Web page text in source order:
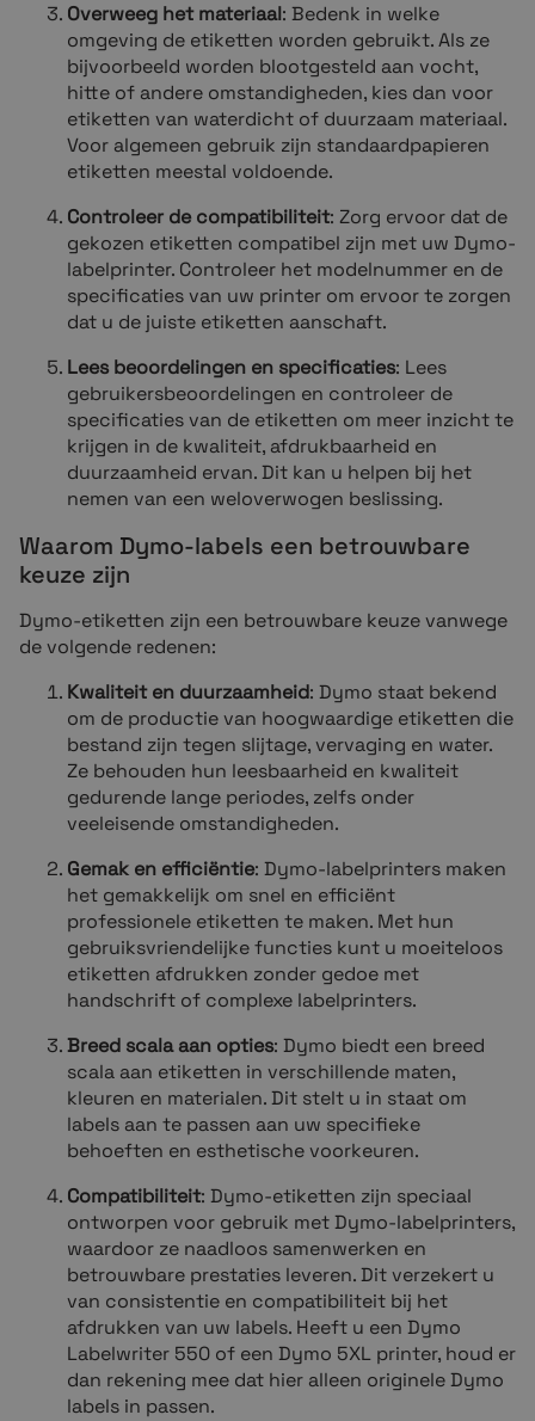
Overweeg het materiaal: Bedenk in welke
omgeving de etiketten worden gebruikt. Als ze
bijvoorbeeld worden blootgesteld aan vocht,
hitte of andere omstandigheden, kies dan voor
etiketten van waterdicht of duurzaam materiaal.
Voor algemeen gebruik zijn standaardpapieren
etiketten meestal voldoende.
Controleer de compatibiliteit: Zorg ervoor dat de
gekozen etiketten compatibel zijn met uw Dymo-
labelprinter. Controleer het modelnummer en de
specificaties van uw printer om ervoor te zorgen
dat u de juiste etiketten aanschaft.
Lees beoordelingen en specificaties: Lees
gebruikersbeoordelingen en controleer de
specificaties van de etiketten om meer inzicht te
krijgen in de kwaliteit, afdrukbaarheid en
duurzaamheid ervan. Dit kan u helpen bij het
nemen van een weloverwogen beslissing.
Waarom Dymo-labels een betrouwbare
keuze zijn
Dymo-etiketten zijn een betrouwbare keuze vanwege
de volgende redenen:
Kwaliteit en duurzaamheid: Dymo staat bekend
om de productie van hoogwaardige etiketten die
bestand zijn tegen slijtage, vervaging en water.
Ze behouden hun leesbaarheid en kwaliteit
gedurende lange periodes, zelfs onder
veeleisende omstandigheden.
Gemak en efficiëntie: Dymo-labelprinters maken
het gemakkelijk om snel en efficiënt
professionele etiketten te maken. Met hun
gebruiksvriendelijke functies kunt u moeiteloos
etiketten afdrukken zonder gedoe met
handschrift of complexe labelprinters.
Breed scala aan opties: Dymo biedt een breed
scala aan etiketten in verschillende maten,
kleuren en materialen. Dit stelt u in staat om
labels aan te passen aan uw specifieke
behoeften en esthetische voorkeuren.
Compatibiliteit: Dymo-etiketten zijn speciaal
ontworpen voor gebruik met Dymo-labelprinters,
waardoor ze naadloos samenwerken en
betrouwbare prestaties leveren. Dit verzekert u
van consistentie en compatibiliteit bij het
afdrukken van uw labels. Heeft u een Dymo
Labelwriter 550 of een Dymo 5XL printer, houd er
dan rekening mee dat hier alleen originele Dymo
labels in passen.